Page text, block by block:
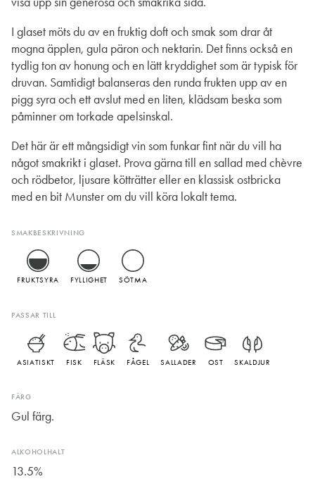
I glaset möts du av en fruktig doft och smak som drar åt
mogna äpplen, gula päron och nektarin. Det finns också en
tydlig ton av honung och en lätt kryddighet som är typisk för
druvan. Samtidigt balanseras den runda frukten upp av en
pigg syra och ett avslut med en liten, klädsam beska som
påminner om torkade apelsinskal.
Det här är ett mångsidigt vin som funkar fint när du vill ha
något smakrikt i glaset. Prova gärna till en sallad med chèvre
och rödbetor, ljusare kötträtter eller en klassisk ostbricka
med en bit Munster om du vill köra lokalt tema.
SMAKBESKRIVNING
FRUKTSYRA FYLLIGHET SÖTMA
PASSAR TILL
ASIATISKT FISK FLÄSK FÅGEL SALLADER OST SKALDJUR
FÄRG
Gul färg.
ALKOHOLHALT
13.5%